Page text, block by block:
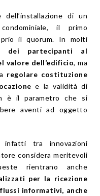
di un
il primo
il quorum. In molti
dei partecipanti al
valore dell’edificio, ma
regolare costituzione
e la validità di
è il parametro che si
aventi ad oggetto
infatti tra innovazioni
considera meritevoli
rientrano anche
per la ricezione
informativi, anche